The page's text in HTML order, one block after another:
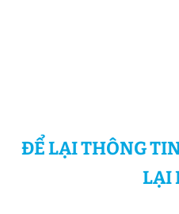
ĐỂ LẠI THÔNG
LẠI